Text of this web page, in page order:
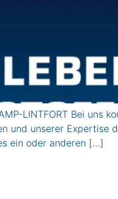
LINTFORT Bei
und unserer
ein oder anderen […]